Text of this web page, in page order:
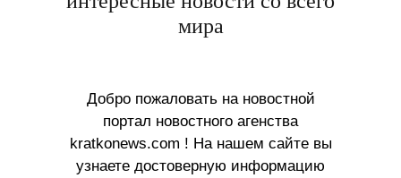
мира
Добро пожаловать на новостной
портал новостного агенства
kratkonews.com ! На нашем сайте вы
узнаете достоверную информацию